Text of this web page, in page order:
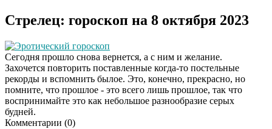
Стрелец: гороскоп на 8 октября 2023
Эротический гороскоп
Сегодня прошло снова вернется, а с ним и желание.
Захочется повторить поставленные когда-то постельные
рекорды и вспомнить былое. Это, конечно, прекрасно, но
помните, что прошлое - это всего лишь прошлое, так что
воспринимайте это как небольшое разнообразие серых
будней.
Комментарии (0)
Скрытая камера на